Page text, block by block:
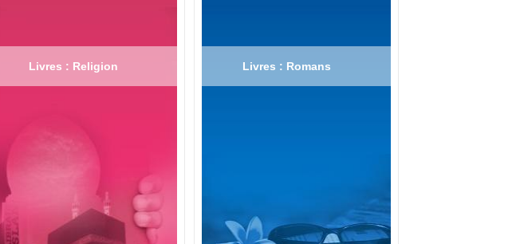
Livres : Religion Livres : Romans